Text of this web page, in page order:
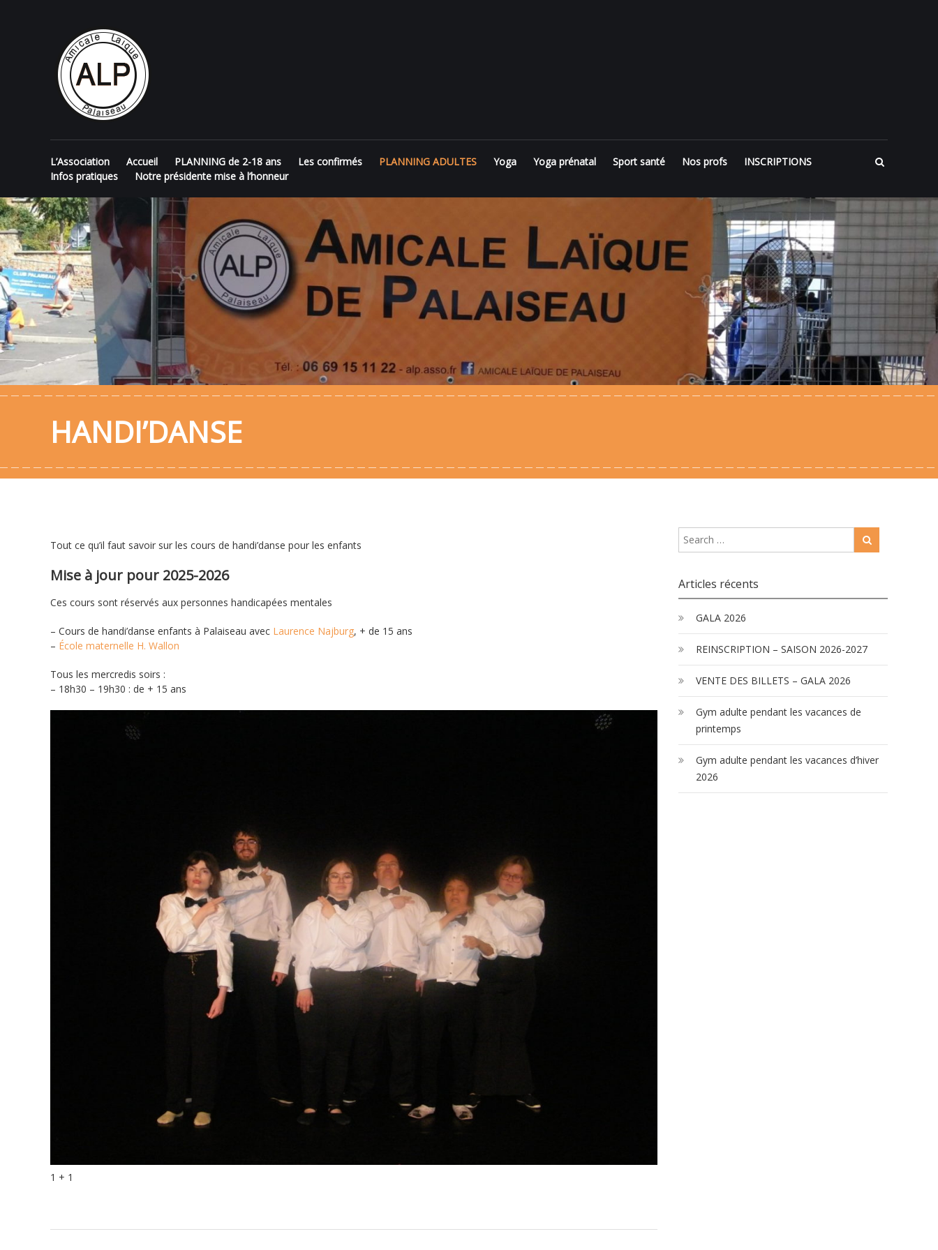
L’Association Accueil PLANNING de 2-18 ans Les confirmés PLANNING ADULTES Yoga Yoga prénatal Sport santé Nos profs
INSCRIPTIONS
Infos pratiques
Notre présidente mise à l’honneur
HANDI’DANSE
Tout ce qu’il faut savoir sur les cours de handi’danse pour les enfants
Mise à jour pour 2025-2026
Ces cours sont réservés aux personnes handicapées mentales
– Cours de handi’danse enfants à Palaiseau avec Laurence Najburg, + de 15 ans
– École maternelle H. Wallon
Tous les mercredis soirs :
– 18h30 – 19h30 : de + 15 ans
1 + 1
Articles récents
GALA 2026
REINSCRIPTION – SAISON 2026-2027
VENTE DES BILLETS – GALA 2026
Gym adulte pendant les vacances de
printemps
Gym adulte pendant les vacances d’hiver
2026